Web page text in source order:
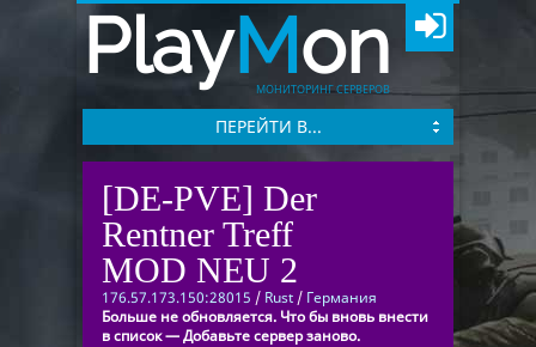
PlayMon
МОНИТОРИНГ СЕРВЕРОВ
ПЕРЕЙТИ В...
[DE-PVE] Der
Rentner Treff
MOD NEU 2
176.57.173.150:28015 / Rust / Германия
Больше не обновляется. Что бы вновь внести
в список — Добавьте сервер заново.